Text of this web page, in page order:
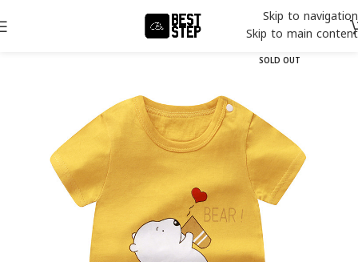
Skip to navigation
Skip to main content
SOLD OUT